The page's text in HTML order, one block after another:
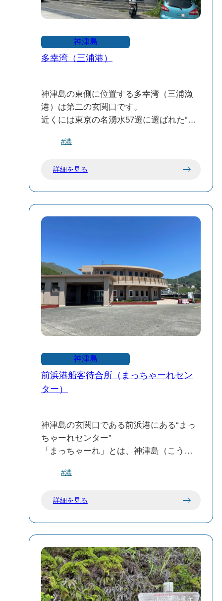
神津島
多幸湾（三浦港）
神津島の東側に位置する多幸湾（三浦漁
港）は第二の玄関口です。
近くには東京の名湧水57選に選ばれた“多
もあります。
券窓口がございます。
ので、お乗り遅れないよう十分にご注意
#港
詳細を見る
神津島
前浜港船客待合所（まっちゃーれセン
ター）
神津島の玄関口である前浜港にある“まっ
ちゃーれセンター”
「まっちゃーれ」とは、神津島（こうづ
てらっしゃい」という意味なんです。
口・コインロッカー・休憩スペースなど
また船の出発・到着はこの“前浜港”と“多
幸湾”のどちらかになります🚢🌊
当日の天候や波の状況で港が確定します
ので、お乗り遅れないよう十分にご注意
#港
詳細を見る